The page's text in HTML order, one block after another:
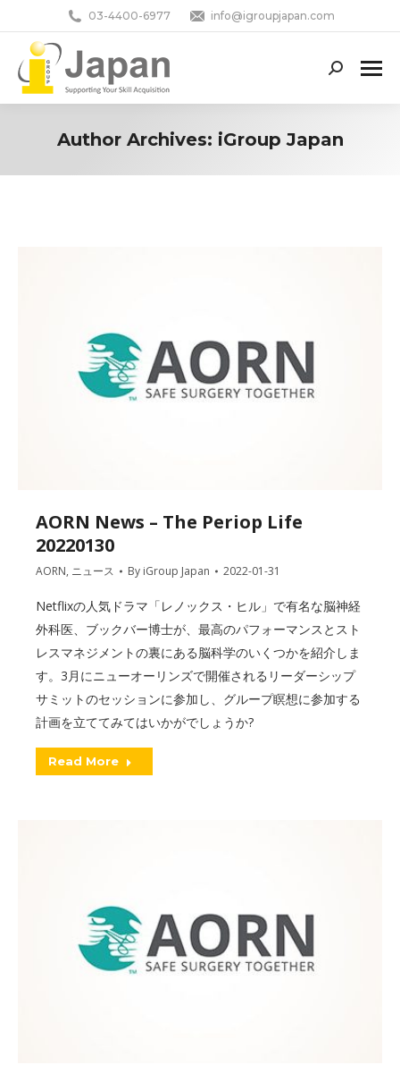
03-4400-6977 info@igroupjapan.com
Search:
Author Archives: iGroup Japan
AORN News – The Periop Life
20220130
AORN, ニュース By iGroup Japan 2022-01-31
Netflixの人気ドラマ「レノックス・ヒル」で有名な脳神経
外科医、ブックバー博士が、最高のパフォーマンスとスト
レスマネジメントの裏にある脳科学のいくつかを紹介しま
す。3月にニューオーリンズで開催されるリーダーシップ
サミットのセッションに参加し、グループ瞑想に参加する
計画を立ててみてはいかがでしょうか?
Read More